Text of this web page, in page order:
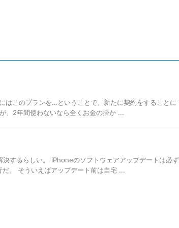
このプランを…ということで、新たに契約をすることに
、2年間使わないなら全くお金の掛か ...
するらしい。 iPhoneのソフトウェアアップデートは必ず
。 そういえばアップデート前は自宅 ...